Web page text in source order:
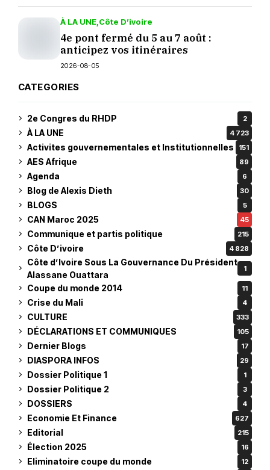
À LA UNE Côte D’ivoire
4e pont fermé du 5 au 7 août :
anticipez vos itinéraires
2026-08-05
CATEGORIES
2e Congres du RHDP 2
À LA UNE 4 723
Activites gouvernementales et Institutionnelles 151
AES Afrique 89
Agenda 6
Blog de Alexis Dieth 30
BLOGS 5
CAN Maroc 2025 45
Communique et partis politique 215
Côte D’ivoire 4 828
Côte d’Ivoire Sous La Gouvernance Du Président
Alassane Ouattara
1
Coupe du monde 2014 11
Crise du Mali 4
CULTURE 333
DÉCLARATIONS ET COMMUNIQUES 105
Dernier Blogs 17
DIASPORA INFOS 29
Dossier Politique 1 1
Dossier Politique 2 3
DOSSIERS 4
Economie Et Finance 627
Editorial 215
Élection 2025 16
Eliminatoire coupe du monde 12